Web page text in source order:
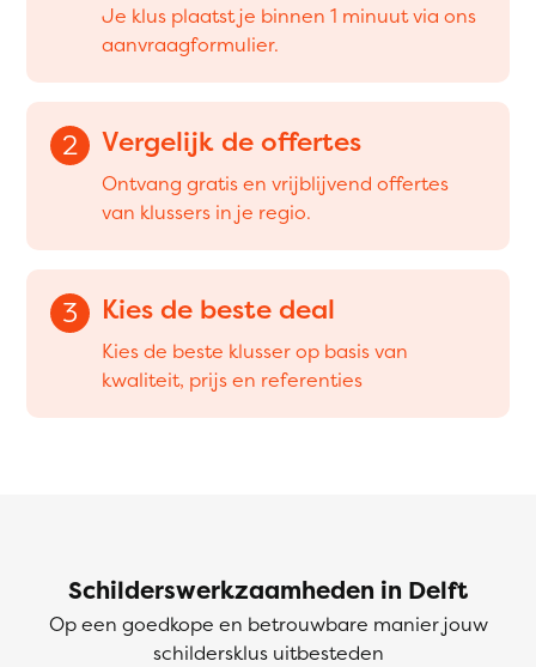
Je klus plaatst je binnen 1 minuut via ons
aanvraagformulier.
2 Vergelijk de offertes
Ontvang gratis en vrijblijvend offertes
van klussers in je regio.
3 Kies de beste deal
Kies de beste klusser op basis van
kwaliteit, prijs en referenties
Schilderswerkzaamheden in Delft
Op een goedkope en betrouwbare manier jouw
schildersklus uitbesteden